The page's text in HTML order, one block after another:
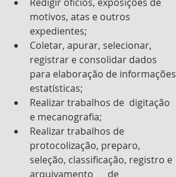
Redigir ofícios, exposições de
motivos, atas e outros
expedientes;
Coletar, apurar, selecionar,
registrar e consolidar dados
para elaboração de informações
estatísticas;
Realizar trabalhos de  digitação
e mecanografia;
Realizar trabalhos de
protocolização, preparo,
seleção, classificação, registro e
arquivamento      de